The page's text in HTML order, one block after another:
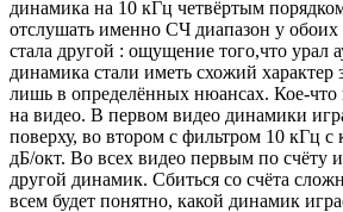
динамика на 10 кГц четвёртым
отслушать именно СЧ диапазон у
стала другой : ощущение того,что урал
динамика стали иметь схожий характер
лишь в определённых нюансах. Кое-что
на видео. В первом видео динамики
поверху, во втором с фильтром 10 кГц с
дБ/окт. Во всех видео первым по счёту
другой динамик. Сбиться со счёта
всем будет понятно, какой динамик